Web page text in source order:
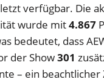
verfügbar. Die
wurde mit4.867
bedeutet, dass
der Show301
– ein beachtlicher